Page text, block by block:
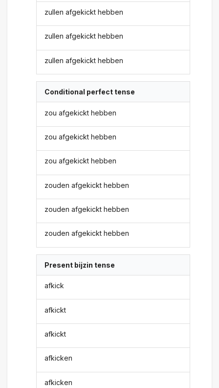
zullen afgekickt hebben
zullen afgekickt hebben
zullen afgekickt hebben
Conditional perfect tense
zou afgekickt hebben
zou afgekickt hebben
zou afgekickt hebben
zouden afgekickt hebben
zouden afgekickt hebben
zouden afgekickt hebben
Present bijzin tense
afkick
afkickt
afkickt
afkicken
afkicken